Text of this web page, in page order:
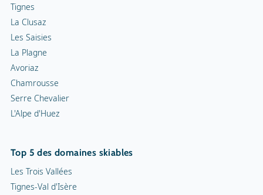
Tignes
La Clusaz
Les Saisies
La Plagne
Avoriaz
Chamrousse
Serre Chevalier
L'Alpe d'Huez
Top 5 des domaines skiables
Les Trois Vallées
Tignes-Val d'Isère